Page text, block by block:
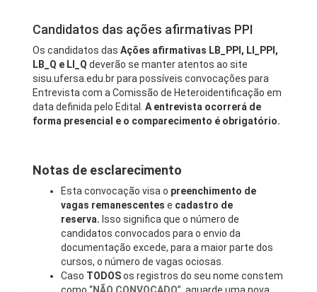
Candidatos das ações afirmativas PPI
Os candidatos das Ações afirmativas LB_PPI, LI_PPI,
LB_Q e LI_Q deverão se manter atentos ao site
sisu.ufersa.edu.br para possíveis convocações para
Entrevista com a Comissão de Heteroidentificação em
data definida pelo Edital. A entrevista ocorrerá de
forma presencial e o comparecimento é obrigatório.
Notas de esclarecimento
Esta convocação visa o preenchimento de
vagas remanescentes e cadastro de
reserva. Isso significa que o número de
candidatos convocados para o envio da
documentação excede, para a maior parte dos
cursos, o número de vagas ociosas.
Caso TODOSos registros do seu nome constem